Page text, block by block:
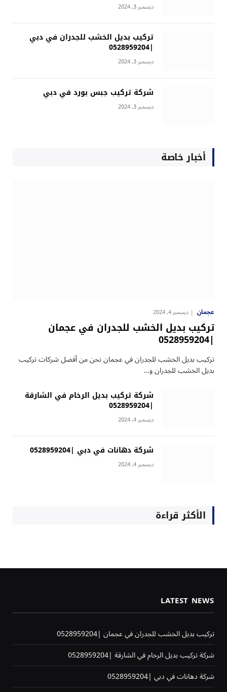
ديسمبر 3, 2024
تركيب بديل الخشب للجدران في دبي
|0528959204
ديسمبر 3, 2024
شركة تركيب جبس بورد في دبي
ديسمبر 3, 2024
أخبار خاصة
عجمان ديسمبر 4, 2024
تركيب بديل الخشب للجدران في عجمان
|0528959204
تركيب بديل الخشب للجدران في عجمان نحن من أفضل شركات تركيب
بديل الخشب للجدران و…
شركة تركيب بديل الرخام في الشارقة
|0528959204
ديسمبر 4, 2024
شركة دهانات في دبي |0528959204
ديسمبر 4, 2024
الأكثر قراءة
LATEST NEWS
تركيب بديل الخشب للجدران في عجمان |0528959204
شركة تركيب بديل الرخام في الشارقة |0528959204
شركة دهانات في دبي |0528959204